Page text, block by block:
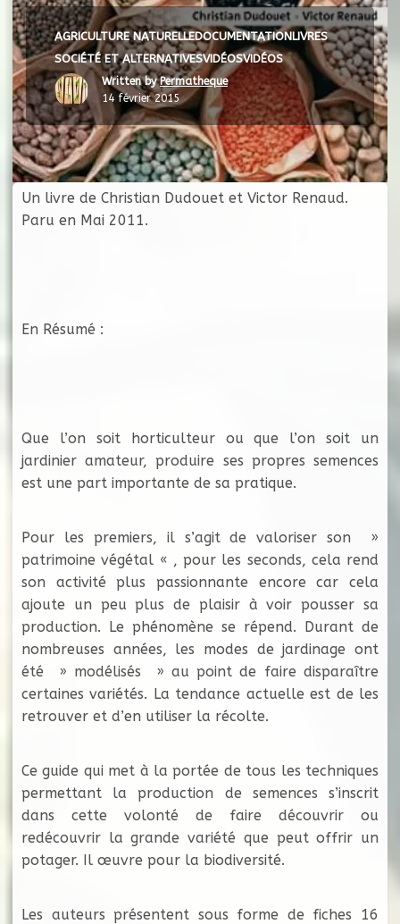
AGRICULTURE NATURELLEDOCUMENTATIONLIVRES
SOCIÉTÉ ET ALTERNATIVESVIDÉOSVIDÉOS
Written byPermatheque
14 février 2015
Un livre de Christian Dudouet et Victor Renaud.
Paru en Mai 2011.
En Résumé :
Que l’on soit horticulteur ou que l’on soit un
jardinier amateur, produire ses propres semences
est une part importante de sa pratique.
Pour les premiers, il s’agit de valoriser son »
patrimoine végétal « , pour les seconds, cela rend
son activité plus passionnante encore car cela
ajoute un peu plus de plaisir à voir pousser sa
production. Le phénomène se répend. Durant de
nombreuses années, les modes de jardinage ont
été » modélisés » au point de faire disparaître
certaines variétés. La tendance actuelle est de les
retrouver et d’en utiliser la récolte.
Ce guide qui met à la portée de tous les techniques
permettant la production de semences s’inscrit
dans cette volonté de faire découvrir ou
redécouvrir la grande variété que peut offrir un
potager. Il œuvre pour la biodiversité.
Les auteurs présentent sous forme de fiches 16